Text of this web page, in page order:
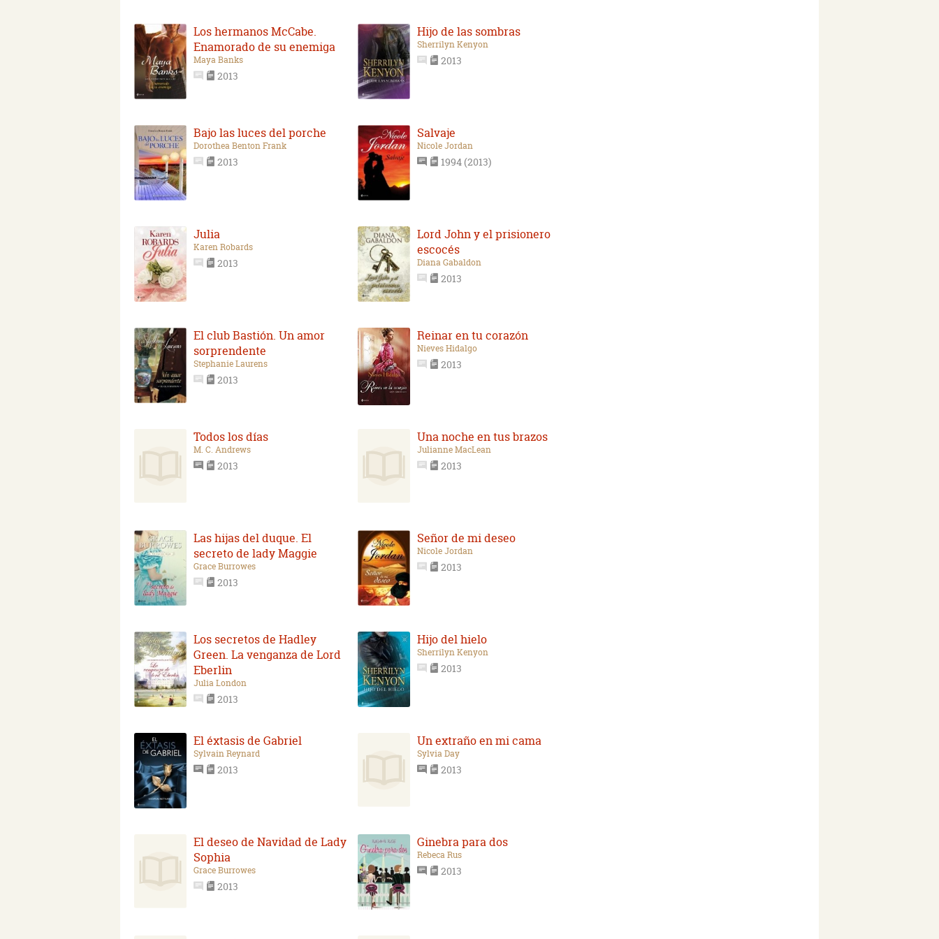
Los hermanos McCabe.
Enamorado de su enemiga
Maya Banks
2013
Hijo de las sombras
Sherrilyn Kenyon
2013
Bajo las luces del porche
Dorothea Benton Frank
2013
Salvaje
Nicole Jordan
1994 (2013)
Julia
Karen Robards
2013
Lord John y el prisionero
escocés
Diana Gabaldon
2013
El club Bastión. Un amor
sorprendente
Stephanie Laurens
2013
Reinar en tu corazón
Nieves Hidalgo
2013
Todos los días
M. C. Andrews
2013
Una noche en tus brazos
Julianne MacLean
2013
Las hijas del duque. El
secreto de lady Maggie
Grace Burrowes
2013
Señor de mi deseo
Nicole Jordan
2013
Los secretos de Hadley
Green. La venganza de Lord
Eberlin
Julia London
2013
Hijo del hielo
Sherrilyn Kenyon
2013
El éxtasis de Gabriel
Sylvain Reynard
2013
Un extraño en mi cama
Sylvia Day
2013
El deseo de Navidad de Lady
Sophia
Grace Burrowes
2013
Ginebra para dos
Rebeca Rus
2013